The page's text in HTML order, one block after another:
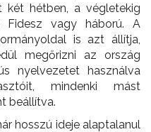
két hétben, a végletekig
vagy háború. A
is azt állítja,
megőrizni az ország
nyelvezetet használva
mindenki mást
beállítva.
hosszú ideje alaptalanul